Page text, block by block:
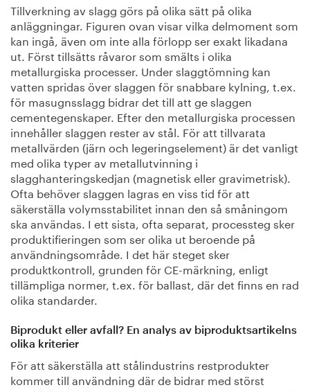
Tillverkning av slagg görs på olika sätt på olika
anläggningar. Figuren ovan visar vilka delmoment som
kan ingå, även om inte alla förlopp ser exakt likadana
ut. Först tillsätts råvaror som smälts i olika
metallurgiska processer. Under slaggtömning kan
vatten spridas över slaggen för snabbare kylning, t.ex.
för masugnsslagg bidrar det till att ge slaggen
cementegenskaper. Efter den metallurgiska processen
innehåller slaggen rester av stål. För att tillvarata
metallvärden (järn och legeringselement) är det vanligt
med olika typer av metallutvinning i
slagghanteringskedjan (magnetisk eller gravimetrisk).
Ofta behöver slaggen lagras en viss tid för att
säkerställa volymsstabilitet innan den så småningom
ska användas. I ett sista, ofta separat, processteg sker
produktifieringen som ser olika ut beroende på
användningsområde. I det här steget sker
produktkontroll, grunden för CE-märkning, enligt
tillämpliga normer, t.ex. för ballast, där det finns en rad
olika standarder.
Biprodukt eller avfall? En analys av biproduktsartikelns
olika kriterier
För att säkerställa att stålindustrins restprodukter
kommer till användning där de bidrar med störst